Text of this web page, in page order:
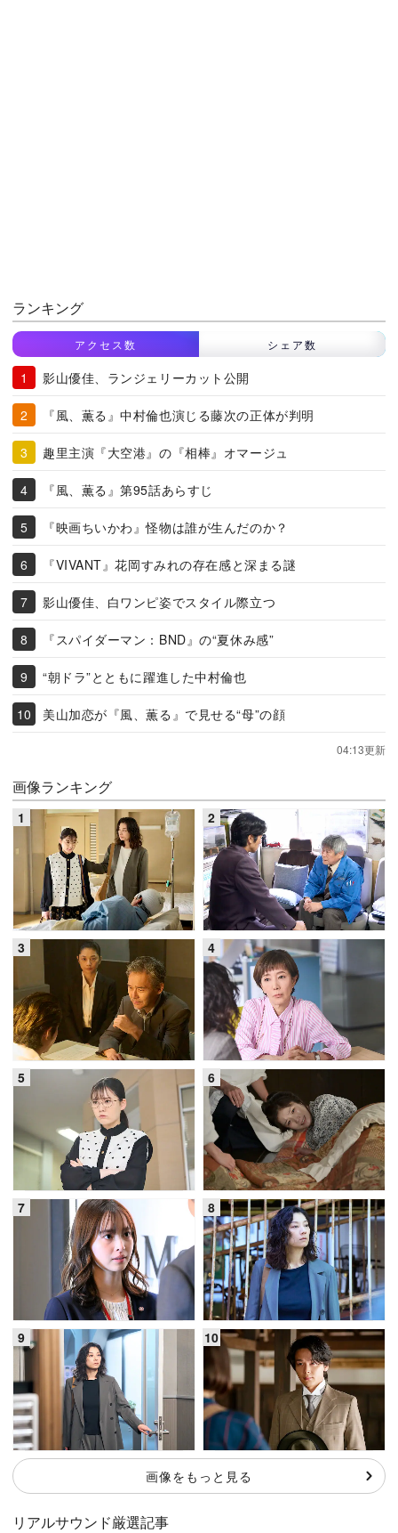
ランキング
アクセス数 シェア数
影山優佳、ランジェリーカット公開
『風、薫る』中村倫也演じる藤次の正体が判明
趣里主演『大空港』の『相棒』オマージュ
『風、薫る』第95話あらすじ
『映画ちいかわ』怪物は誰が生んだのか？
『VIVANT』花岡すみれの存在感と深まる謎
影山優佳、白ワンピ姿でスタイル際立つ
『スパイダーマン：BND』の“夏休み感”
“朝ドラ”とともに躍進した中村倫也
美山加恋が『風、薫る』で見せる“母”の顔
04:13更新
画像ランキング
画像をもっと見る
リアルサウンド厳選記事